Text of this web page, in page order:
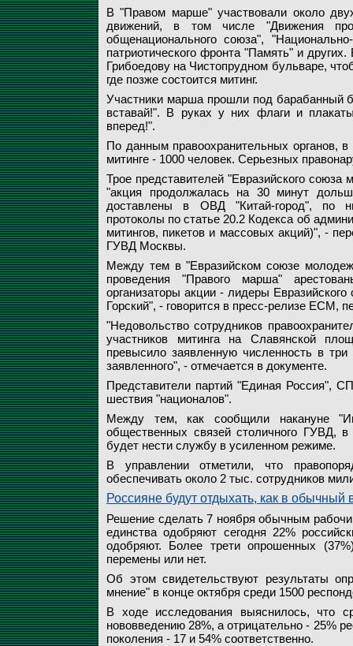
В "Правом марше" участвовали около
движений, в том числе "Движения
общенационального союза",
патриотического фронта "Память" и
Грибоедову на Чистопрудном бульваре,
где позже состоится митинг.
Участники марша прошли под барабанный
вставай!". В руках у них флаги и
вперед!".
По данным правоохранительных органов,
митинге - 1000 человек. Серьезных
Трое представителей "Евразийского
"акция продолжалась на 30 минут
доставлены в ОВД "Китай-город", по
протоколы по статье 20.2 Кодекса об
митингов, пикетов и массовых акций)", -
ГУВД Москвы.
Между тем в "Евразийском союзе
проведения "Правого марша"
организаторы акции - лидеры
Горский", - говорится в пресс-релизе ЕСМ,
"Недовольство сотрудников
участников митинга на Славянской
превысило заявленную численность в
заявленного", - отмечается в документе.
Представители партий "Единая Россия",
шествия "националов".
Между тем, как сообщили накануне
общественных связей столичного ГУВД,
будет нести службу в усиленном режиме.
В управлении отметили, что
обеспечивать около 2 тыс. сотрудников
Россияне будут отдыхать, как в обычный
Решение сделать 7 ноября обычным
единства одобряют сегодня 22%
одобряют. Более трети опрошенных
перемены или нет.
Об этом свидетельствуют результаты
мнение" в конце октября среди 1500
В ходе исследования выяснилось, что
нововведению 28%, а отрицательно - 25%
поколения - 17 и 54% соответственно.